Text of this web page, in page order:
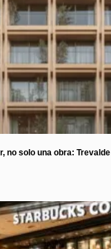
no solo una obra: Trevalde